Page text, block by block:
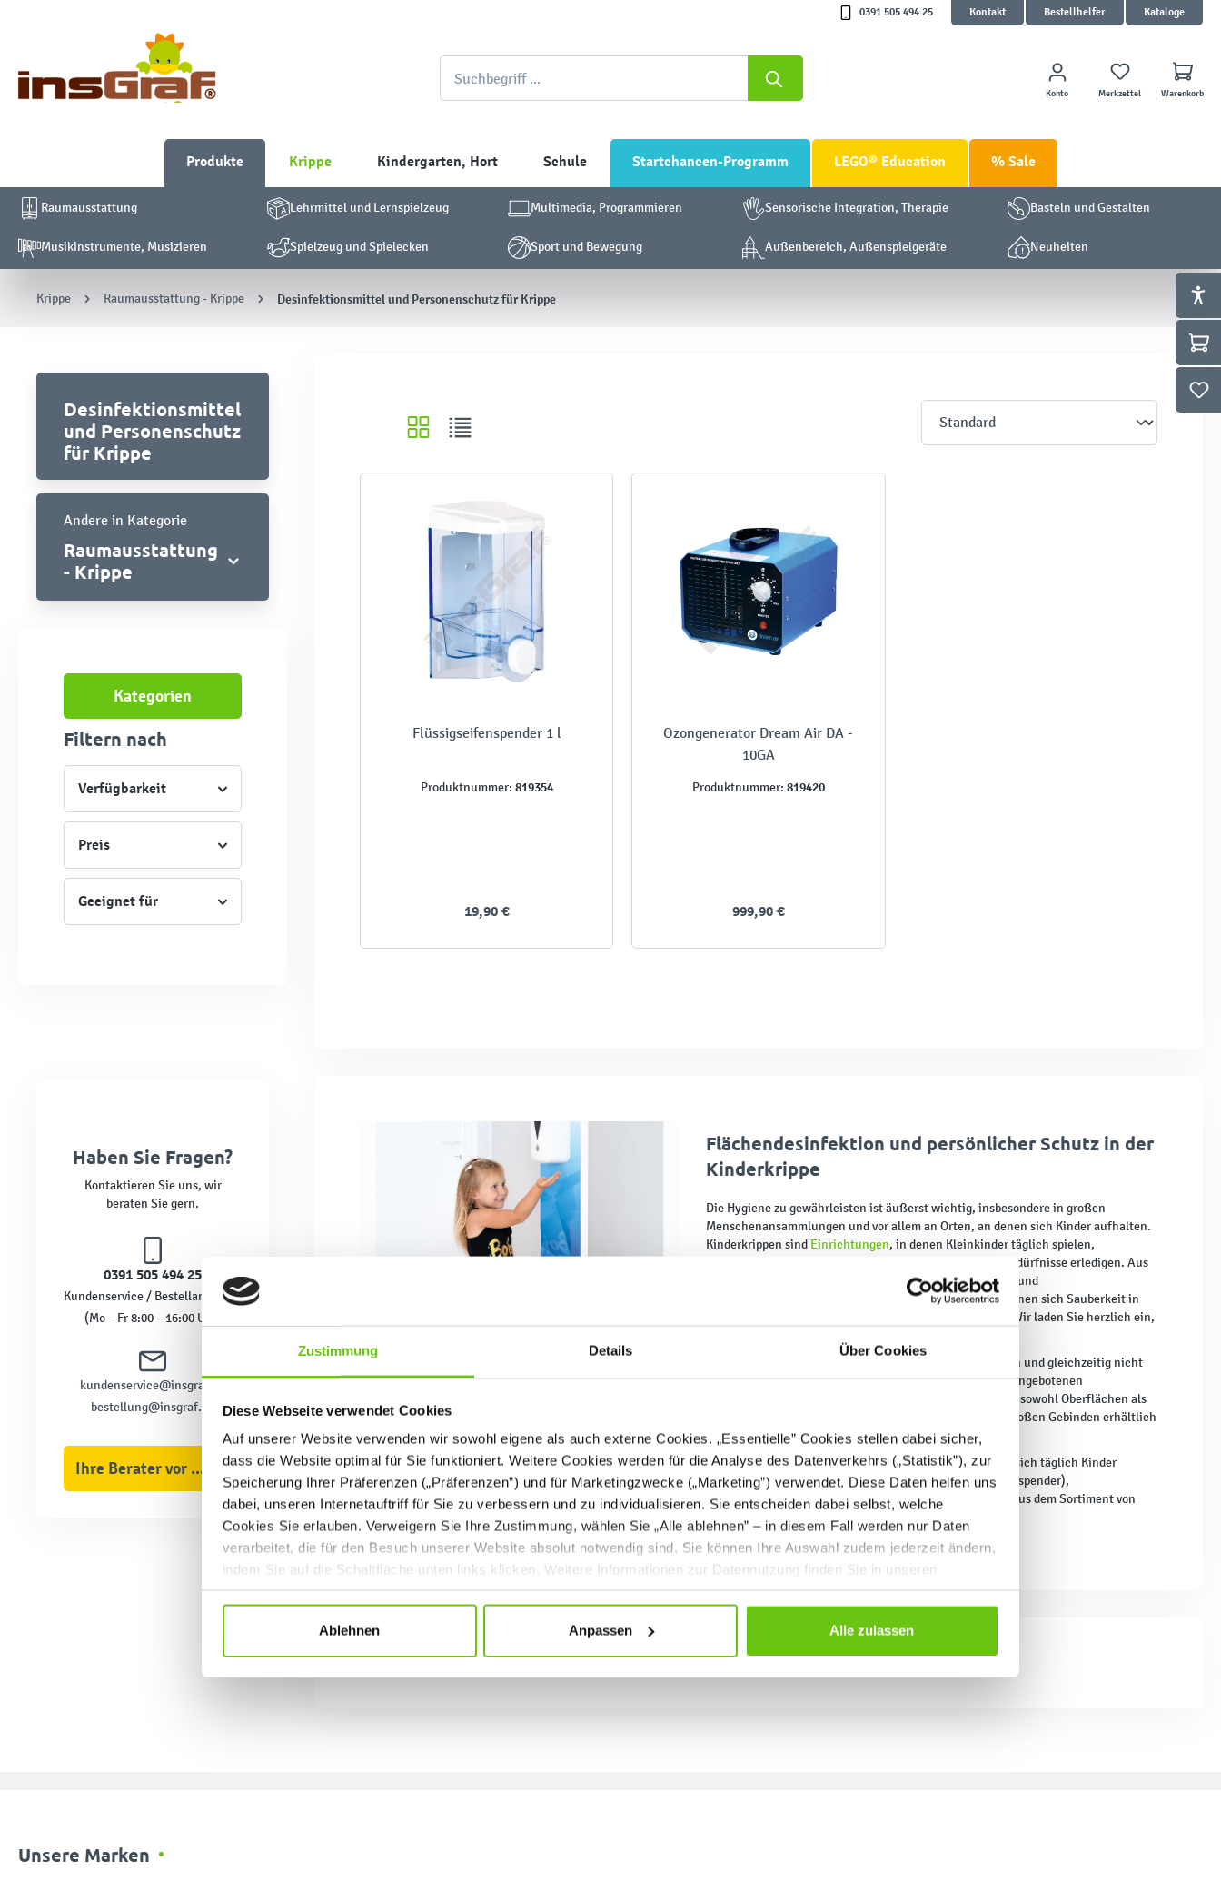
Zustimmung Details Über Cookies
Diese Webseite verwendet Cookies
Auf unserer Website verwenden wir sowohl eigene als auch externe Cookies. „Essentielle” Cookies stellen dabei sicher,
dass die Website optimal für Sie funktioniert. Weitere Cookies werden für die Analyse des Datenverkehrs („Statistik”), zur
Speicherung Ihrer Präferenzen („Präferenzen”) und für Marketingzwecke („Marketing”) verwendet. Diese Daten helfen uns
dabei, unseren Internetauftriff für Sie zu verbessern und zu individualisieren. Sie entscheiden dabei selbst, welche
Cookies Sie erlauben. Verweigern Sie Ihre Zustimmung, wählen Sie „Alle ablehnen” – in diesem Fall werden nur Daten
verarbeitet, die für den Besuch unserer Website absolut notwendig sind. Sie können Ihre Auswahl zudem jederzeit ändern,
indem Sie auf die Schaltfläche unten links klicken. Weitere Informationen zur Datennutzung finden Sie in unseren
Datenschutzrichtlinien.
Ablehnen Anpassen Alle zulassen
0391 505 494 25 Kontakt Bestellhelfer Kataloge
Konto Merkzettel Warenkorb
Produkte Krippe Kindergarten, Hort Schule Startchancen-Programm LEGO® Education % Sale
Raumausstattung Lehrmittel und Lernspielzeug Multimedia, Programmieren Sensorische Integration, Therapie Basteln und Gestalten
Musikinstrumente, Musizieren Spielzeug und Spielecken Sport und Bewegung Außenbereich, Außenspielgeräte Neuheiten
Krippe Raumausstattung - Krippe Desinfektionsmittel und Personenschutz für Krippe
Desinfektionsmittel
und Personenschutz
für Krippe
Andere in Kategorie
Raumausstattung
- Krippe
Kategorien
Filtern nach
Verfügbarkeit
Preis
Geeignet für
Haben Sie Fragen?
Kontaktieren Sie uns, wir
beraten Sie gern.
0391 505 494 25
Kundenservice / Bestellannahme
(Mo – Fr 8:00 – 16:00 Uhr)
kundenservice@insgraf.de
bestellung@insgraf.de
Ihre Berater vor Ort
Flüssigseifenspender 1 l
Produktnummer: 819354
19,90 €
Ozongenerator Dream Air DA -
10GA
Produktnummer: 819420
999,90 €
Flächendesinfektion und persönlicher Schutz in der
Kinderkrippe
Die Hygiene zu gewährleisten ist äußerst wichtig, insbesondere in großen
Menschenansammlungen und vor allem an Orten, an denen sich Kinder aufhalten.
Kinderkrippen sind Einrichtungen, in denen Kleinkinder täglich spielen,
Mahlzeiten einnehmen und auch ihre physiologischen Bedürfnisse erledigen. Aus
Online-ShopHände- und
Flächendesinfektionsmittel zu attraktiven Preisen, mit denen sich Sauberkeit in
jedem Bereich und in jeder Situation sicherstellen lässt. Wir laden Sie herzlich ein,
Desinfektionsmittel in der Kinderkrippe sollten sicher sein und gleichzeitig nicht
nur bakterizid, sondern auch viruzid wirken. Die von uns angebotenen
Flüssigkeiten basieren auf Ethylalkohol. Sie desinfizieren sowohl Oberflächen als
auch die Haut effektiv und trocknen diese dank des enthaltenen Glycerins nicht aus. Die empfohlenen Produkte sind in großen Gebinden erhältlich
und zeichnen sich durch hohe Ergiebigkeit und hervorragende Wirksamkeit aus.
Neben Desinfektionsmitteln, mit denen sich vor allem jede Kinderkrippe, aber auch viele andere Einrichtungen, in denen sich täglich Kinder
aufhalten, ausstatten sollte, haben wir außerdem eine große Auswahl an Spendern (darunter auch praktische Ellenbogenspender),
Handschuhhaltern, Visieren und Schutzmasken vorbereitet. Wir empfehlen auch weitere persönliche Schutzausrüstung aus dem Sortiment von
Insgraf, die sich in jeder Betreuungseinrichtung bewährt.
Unsere Marken